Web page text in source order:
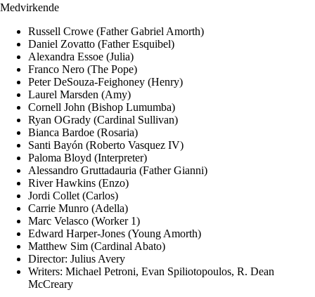
Medvirkende
Russell Crowe (Father Gabriel Amorth)
Daniel Zovatto (Father Esquibel)
Alexandra Essoe (Julia)
Franco Nero (The Pope)
Peter DeSouza-Feighoney (Henry)
Laurel Marsden (Amy)
Cornell John (Bishop Lumumba)
Ryan OGrady (Cardinal Sullivan)
Bianca Bardoe (Rosaria)
Santi Bayón (Roberto Vasquez IV)
Paloma Bloyd (Interpreter)
Alessandro Gruttadauria (Father Gianni)
River Hawkins (Enzo)
Jordi Collet (Carlos)
Carrie Munro (Adella)
Marc Velasco (Worker 1)
Edward Harper-Jones (Young Amorth)
Matthew Sim (Cardinal Abato)
Director: Julius Avery
Writers: Michael Petroni, Evan Spiliotopoulos, R. Dean
McCreary